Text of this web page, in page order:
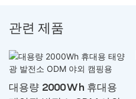
관련 제품
대용량 2000Wh 휴대용